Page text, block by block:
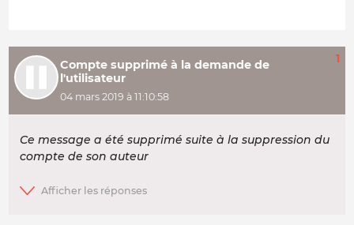
Compte supprimé à la demande de
l'utilisateur
04 mars 2019 à 11:10:58
1
Ce message a été supprimé suite à la suppression du
compte de son auteur